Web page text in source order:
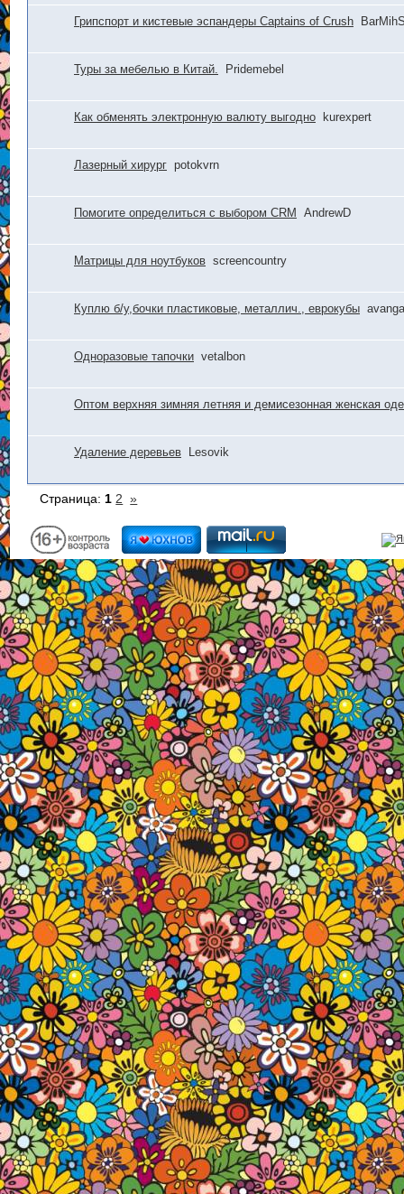
Грипспорт и кистевые эспандеры Captains of Crush
Туры за мебелью в Китай. Pridemebel
Как обменять электронную валюту выгодно kurexpert
Лазерный хирург potokvrn
Помогите определиться с выбором CRM AndrewD
Матрицы для ноутбуков screencountry
Куплю б/у,бочки пластиковые, металлич., еврокубы
Одноразовые тапочки vetalbon
Оптом верхняя зимняя летняя и демисезонная женская
Удаление деревьев Lesovik
Страница: 1 2 »